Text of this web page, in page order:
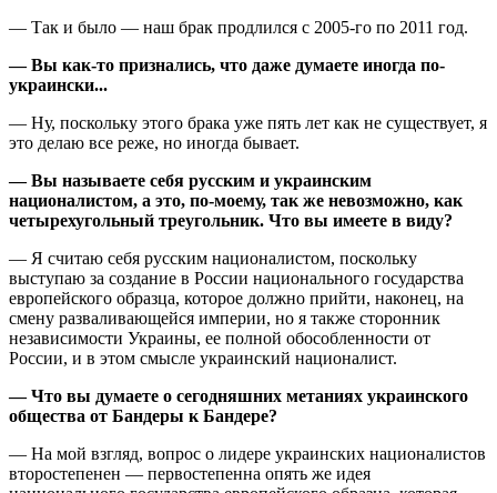
— Так и было — наш брак продлился с 2005-го по 2011 год.
— Вы как-то признались, что даже думаете иногда по-
украински...
— Ну, поскольку этого брака уже пять лет как не существует, я
это делаю все реже, но иногда бывает.
— Вы называете себя русским и ук­ра­инским
националистом, а это, по-моему, так же невозможно, как
четырех­угольный треугольник. Что вы имеете в виду?
— Я считаю себя русским националистом, поскольку
выступаю за создание в России национального государства
европейского образца, которое должно прийти, наконец, на
смену разваливающейся империи, но я также сторонник
независимос­ти Украины, ее полной обособленности от
России, и в этом смысле украинский нацио­налист.
— Что вы думаете о сегодняшних метаниях украинского
общества от Бандеры к Бандере?
— На мой взгляд, вопрос о лидере украинских националистов
второстепенен — первостепенна опять же идея